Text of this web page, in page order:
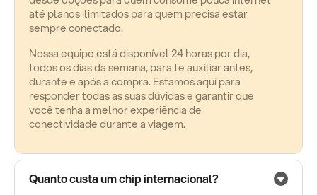
até planos ilimitados para quem precisa estar
sempre conectado.
Nossa equipe está disponível 24 horas por dia,
todos os dias da semana, para te auxiliar antes,
durante e após a compra. Estamos aqui para
responder todas as suas dúvidas e garantir que
você tenha a melhor experiência de
conectividade durante a viagem.
Quanto custa um chip internacional?